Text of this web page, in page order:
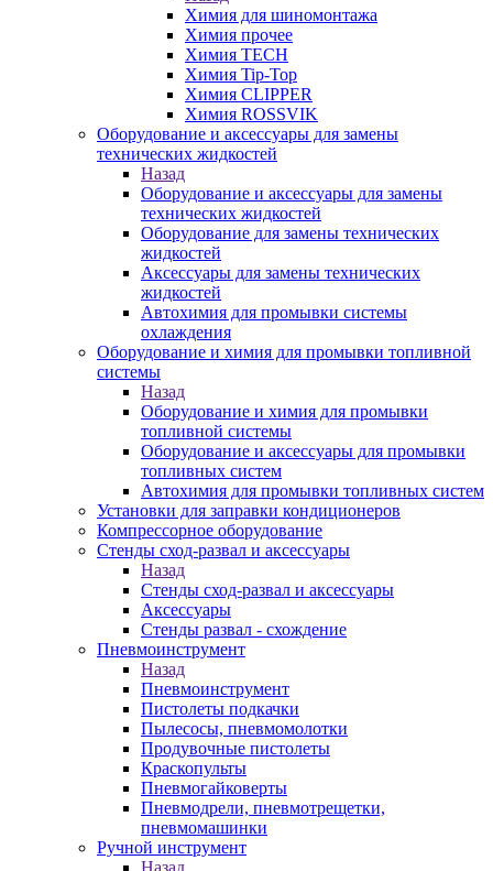
Химия для шиномонтажа
Химия прочее
Химия TECH
Химия Tip-Top
Химия CLIPPER
Химия ROSSVIK
Оборудование и аксессуары для замены
технических жидкостей
Назад
Оборудование и аксессуары для замены
технических жидкостей
Оборудование для замены технических
жидкостей
Аксессуары для замены технических
жидкостей
Автохимия для промывки системы
охлаждения
Оборудование и химия для промывки топливной
системы
Назад
Оборудование и химия для промывки
топливной системы
Оборудование и аксессуары для промывки
топливных систем
Автохимия для промывки топливных систем
Установки для заправки кондиционеров
Компрессорное оборудование
Стенды сход-развал и аксессуары
Назад
Стенды сход-развал и аксессуары
Аксессуары
Стенды развал - схождение
Пневмоинструмент
Назад
Пневмоинструмент
Пистолеты подкачки
Пылесосы, пневмомолотки
Продувочные пистолеты
Краскопульты
Пневмогайковерты
Пневмодрели, пневмотрещетки,
пневмомашинки
Ручной инструмент
Назад